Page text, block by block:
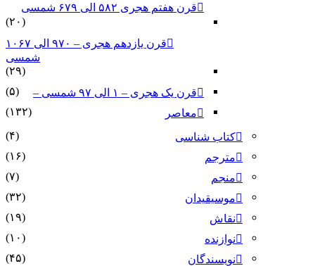
قرن هفتم هجری ۵۸۲ الی ۶۷۹ شمسی
(۲۰)
قرن یازدهم هجری – ۹۷۰ الی ۱۰۶۷
شمسی
(۲۹)
قرن یک هجری – ۱ الی ۹۷ شمسی –
(۵)
معاصر
(۱۳۲)
کتاب شناسی
(۴)
مترجم
(۱۶)
منجم
(۷)
موسیقیدان
(۳۲)
نقاش
(۱۹)
نوازنده
(۱۰)
نویسندگان
(۴۵)